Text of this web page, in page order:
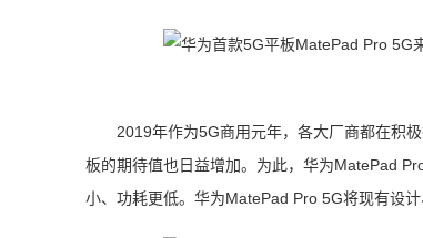
2019年作为5G商用元年，各大厂商都在积
板的期待值也日益增加。为此，华为MatePad
小、功耗更低。华为MatePad Pro 5G将现有设